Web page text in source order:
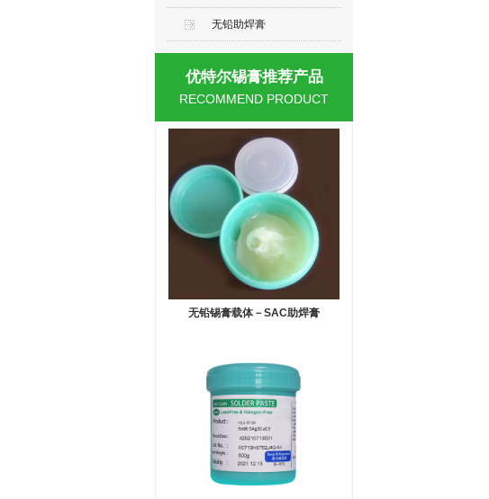
无铅助焊膏
优特尔锡膏推荐产品
RECOMMEND PRODUCT
无铅锡膏载体－SAC助焊膏